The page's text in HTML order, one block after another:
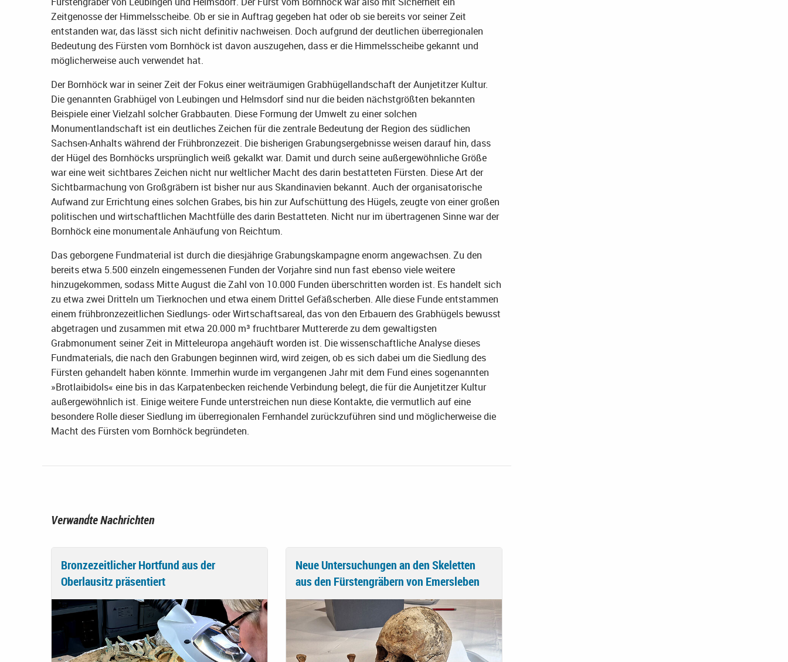
Zeitgenosse der Himmelsscheibe. Ob er sie in Auftrag gegeben hat oder ob sie bereits vor seiner Zeit
entstanden war, das lässt sich nicht definitiv nachweisen. Doch aufgrund der deutlichen überregionalen
Bedeutung des Fürsten vom Bornhöck ist davon auszugehen, dass er die Himmelsscheibe gekannt und
möglicherweise auch verwendet hat.
Der Bornhöck war in seiner Zeit der Fokus einer weiträumigen Grabhügellandschaft der Aunjetitzer Kultur.
Die genannten Grabhügel von Leubingen und Helmsdorf sind nur die beiden nächstgrößten bekannten
Beispiele einer Vielzahl solcher Grabbauten. Diese Formung der Umwelt zu einer solchen
Monumentlandschaft ist ein deutliches Zeichen für die zentrale Bedeutung der Region des südlichen
Sachsen-Anhalts während der Frühbronzezeit. Die bisherigen Grabungsergebnisse weisen darauf hin, dass
der Hügel des Bornhöcks ursprünglich weiß gekalkt war. Damit und durch seine außergewöhnliche Größe
war eine weit sichtbares Zeichen nicht nur weltlicher Macht des darin bestatteten Fürsten. Diese Art der
Sichtbarmachung von Großgräbern ist bisher nur aus Skandinavien bekannt. Auch der organisatorische
Aufwand zur Errichtung eines solchen Grabes, bis hin zur Aufschüttung des Hügels, zeugte von einer großen
politischen und wirtschaftlichen Machtfülle des darin Bestatteten. Nicht nur im übertragenen Sinne war der
Bornhöck eine monumentale Anhäufung von Reichtum.
Das geborgene Fundmaterial ist durch die diesjährige Grabungskampagne enorm angewachsen. Zu den
bereits etwa 5.500 einzeln eingemessenen Funden der Vorjahre sind nun fast ebenso viele weitere
hinzugekommen, sodass Mitte August die Zahl von 10.000 Funden überschritten worden ist. Es handelt sich
zu etwa zwei Dritteln um Tierknochen und etwa einem Drittel Gefäßscherben. Alle diese Funde entstammen
einem frühbronzezeitlichen Siedlungs- oder Wirtschaftsareal, das von den Erbauern des Grabhügels bewusst
abgetragen und zusammen mit etwa 20.000 m³ fruchtbarer Muttererde zu dem gewaltigsten
Grabmonument seiner Zeit in Mitteleuropa angehäuft worden ist. Die wissenschaftliche Analyse dieses
Fundmaterials, die nach den Grabungen beginnen wird, wird zeigen, ob es sich dabei um die Siedlung des
Fürsten gehandelt haben könnte. Immerhin wurde im vergangenen Jahr mit dem Fund eines sogenannten
»Brotlaibidols« eine bis in das Karpatenbecken reichende Verbindung belegt, die für die Aunjetitzer Kultur
außergewöhnlich ist. Einige weitere Funde unterstreichen nun diese Kontakte, die vermutlich auf eine
besondere Rolle dieser Siedlung im überregionalen Fernhandel zurückzuführen sind und möglicherweise die
Macht des Fürsten vom Bornhöck begründeten.
Verwandte Nachrichten
Bronzezeitlicher Hortfund aus der
Oberlausitz präsentiert
Neue Untersuchungen an den Skeletten
aus den Fürstengräbern von Emersleben